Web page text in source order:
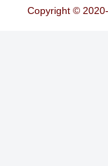
Copyright ©